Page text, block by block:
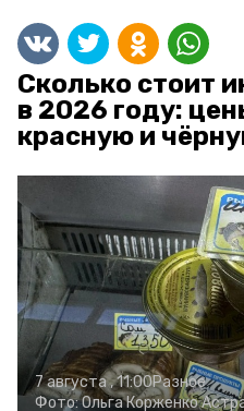
Сколько стоит
в 2026 году:
красную и
7 августа , 11:00Разное
Фото:Ольга Корженко